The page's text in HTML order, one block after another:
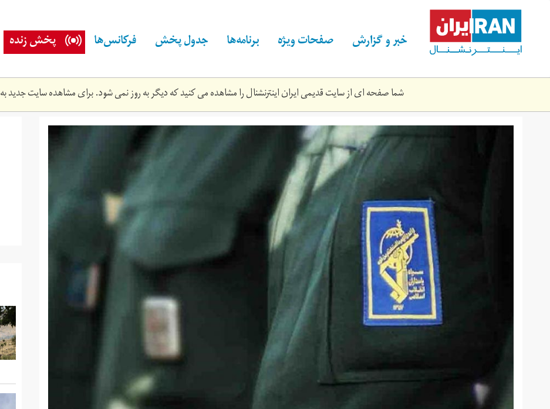
content خبر و گزارش صفحات ویژه برنامه‌ها جدول پخش فرکانس‌ها پخش زنده
شما صفحه ای از سایت قدیمی ایران اینترنشنال را مشاهده می کنید که دیگر به روز نمی شود. برای مشاهده سایت جدید به
سپاه
پاسداران